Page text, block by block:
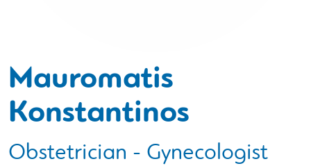
Mauromatis
Konstantinos
Obstetrician - Gynecologist